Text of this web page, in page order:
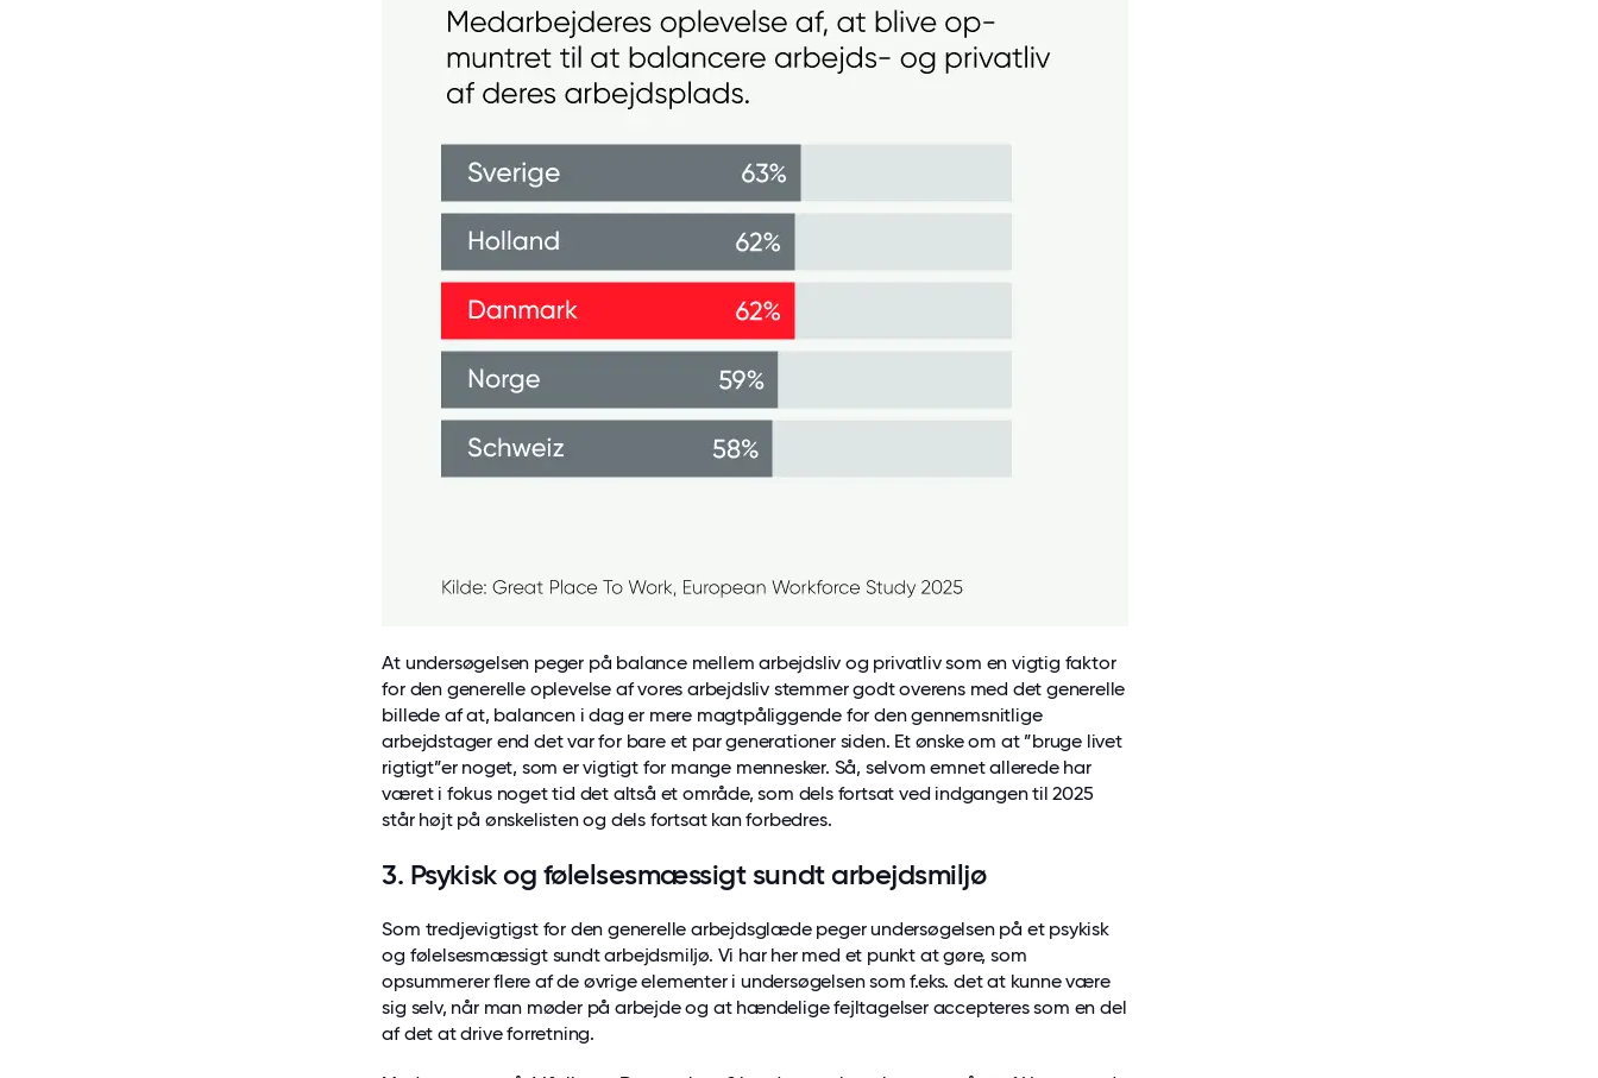
At undersøgelsen peger på balance mellem arbejdsliv og privatliv som en vigtig faktor
for den generelle oplevelse af vores arbejdsliv stemmer godt overens med det generelle
billede af at, balancen i dag er mere magtpåliggende for den gennemsnitlige
arbejdstager end det var for bare et par generationer siden. Et ønske om at ”bruge livet
rigtigt”er noget, som er vigtigt for mange mennesker. Så, selvom emnet allerede har
været i fokus noget tid det altså et område, som dels fortsat ved indgangen til 2025
står højt på ønskelisten og dels fortsat kan forbedres.
3. Psykisk og følelsesmæssigt sundt arbejdsmiljø
Som tredjevigtigst for den generelle arbejdsglæde peger undersøgelsen på et psykisk
og følelsesmæssigt sundt arbejdsmiljø. Vi har her med et punkt at gøre, som
opsummerer flere af de øvrige elementer i undersøgelsen som f.eks. det at kunne være
sig selv, når man møder på arbejde og at hændelige fejltagelser accepteres som en del
af det at drive forretning.